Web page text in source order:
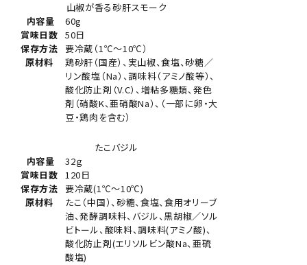
山椒が香る砂肝スモーク
内容量
60g
賞味日数 50日
保存方法
要冷蔵（1℃～10℃）
原材料
鶏砂肝（国産）、実山椒、食塩、砂糖／
リン酸塩（Na）、調味料（アミノ酸等）、
酸化防止剤（V.C）、増粘多糖類、発色
剤（硝酸K、亜硝酸Na）、（一部に卵・大
豆・鶏肉を含む）
たこバジル
内容量
32ｇ
賞味日数 120日
保存方法
要冷蔵(1℃～10℃)
原材料
たこ（中国）、砂糖、食塩、食用オリーブ
油、発酵調味料、バジル、黒胡椒／ソル
ビトール、酸味料、調味料(アミノ酸)、
酸化防止剤(エリソルビン酸Na、亜硫
酸塩)